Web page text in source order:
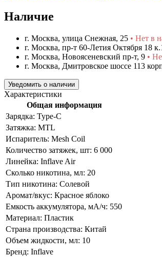
Наличие
г. Москва, улица Снежная, 25 • Нет в
г. Москва, пр-т 60-Летия Октября 18
г. Москва, Новоясеневский пр-т, 9 •
г. Москва, Дмитровское шоссе 113
Уведомить о наличии
Характеристики
Общая информация
Зарядка: Type-C
Затяжка: MTL
Испаритель: Mesh Coil
Количество затяжек, шт: 6 000
Линейка: Inflave Air
Сколько никотина, мл: 20
Тип никотина: Солевой
Аромат/вкус: Красное яблоко
Емкость аккумулятора, мА/ч: 550
Материал: Пластик
Страна производства: Китай
Объем жидкости, мл: 10
Бренд: Inflave